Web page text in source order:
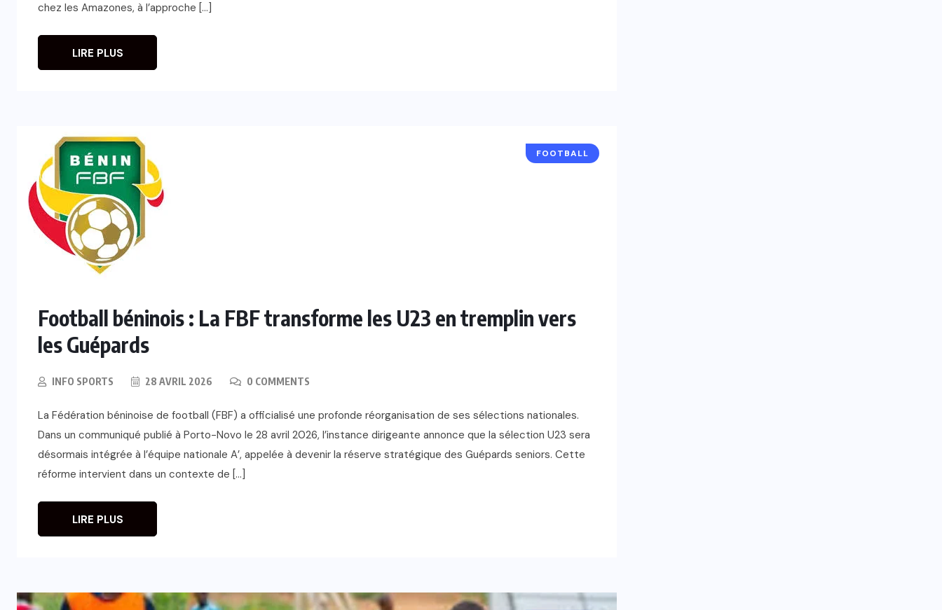
chez les Amazones, à l’approche […]
LIRE PLUS
FOOTBALL
Football béninois : La FBF transforme les U23 en tremplin vers
les Guépards
INFO SPORTS 28 AVRIL 2026 0 COMMENTS
La Fédération béninoise de football (FBF) a officialisé une profonde réorganisation de ses sélections nationales.
Dans un communiqué publié à Porto-Novo le 28 avril 2026, l’instance dirigeante annonce que la sélection U23 sera
désormais intégrée à l’équipe nationale A’, appelée à devenir la réserve stratégique des Guépards seniors. Cette
réforme intervient dans un contexte de […]
LIRE PLUS